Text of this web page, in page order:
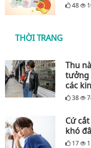
48
THỜI TRANG
Thu
tưởng
các
38
Cứ
khó
17